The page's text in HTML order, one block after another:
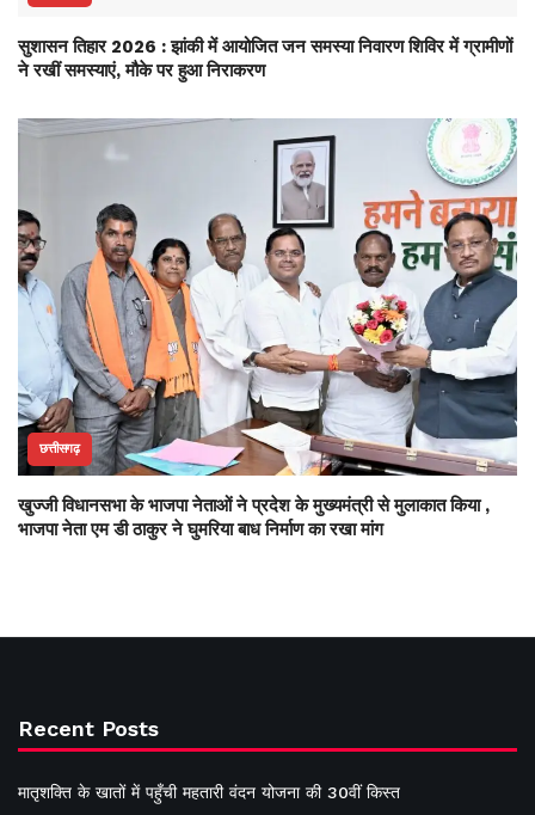
सुशासन तिहार 2026 : झांकी में आयोजित जन समस्या निवारण शिविर में ग्रामीणों
ने रखीं समस्याएं, मौके पर हुआ निराकरण
छत्तीसगढ़
खुज्जी विधानसभा के भाजपा नेताओं ने प्रदेश के मुख्यमंत्री से मुलाकात किया ,
भाजपा नेता एम डी ठाकुर ने घुमरिया बाध निर्माण का रखा मांग
Recent Posts
मातृशक्ति के खातों में पहुँची महतारी वंदन योजना की 30वीं किस्त